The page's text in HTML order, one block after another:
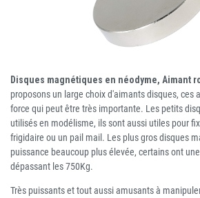
Disques magnétiques en néodyme, Aimant
proposons un large choix d'aimants disques, ces
force qui peut être très importante. Les petits
utilisés en modélisme, ils sont aussi utiles pour
frigidaire ou un pail mail. Les plus gros disques
puissance beaucoup plus élevée, certains ont
dépassant les 750Kg.
Très puissants et tout aussi amusants à